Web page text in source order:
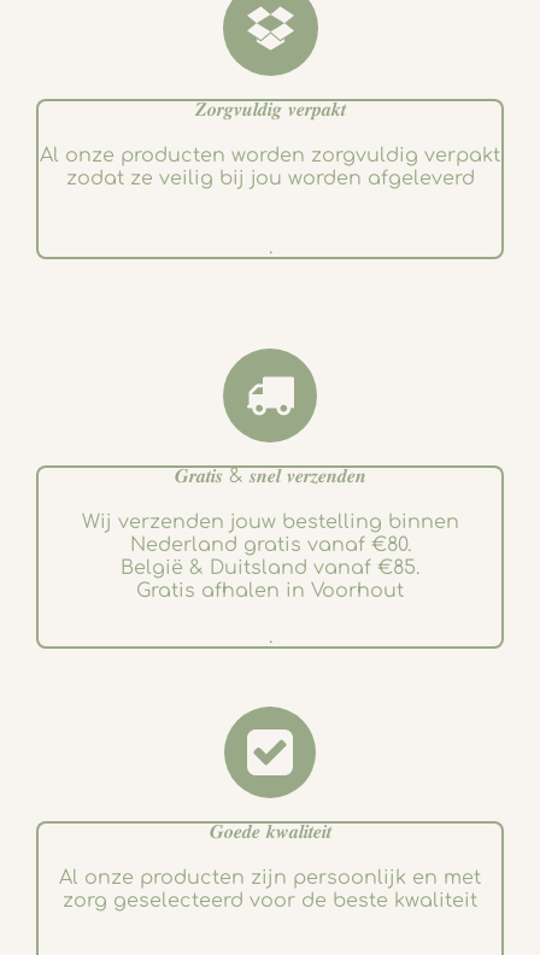
𝒁𝒐𝒓𝒈𝒗𝒖𝒍𝒅𝒊𝒈 𝒗𝒆𝒓𝒑𝒂𝒌𝒕
Al onze producten worden zorgvuldig verpakt
zodat ze veilig bij jou worden afgeleverd
.
𝑮𝒓𝒂𝒕𝒊𝒔 & 𝒔𝒏𝒆𝒍 𝒗𝒆𝒓𝒛𝒆𝒏𝒅𝒆𝒏
Wij verzenden jouw bestelling binnen
Nederland gratis vanaf €80.
België & Duitsland vanaf €85.
Gratis afhalen in Voorhout
.
𝑮𝒐𝒆𝒅𝒆 𝒌𝒘𝒂𝒍𝒊𝒕𝒆𝒊𝒕
Al onze producten zijn persoonlijk en met
zorg geselecteerd voor de beste kwaliteit